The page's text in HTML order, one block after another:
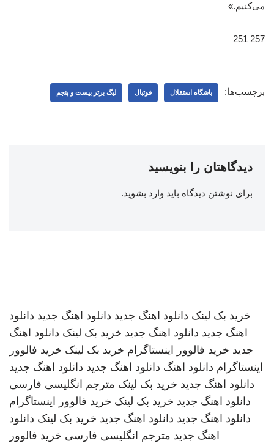
می‌کنیم.»
257 251
برچسب‌ها: باشگاه استقلال فوتبال لیگ برتر بیست و پنجم
دیدگاهتان را بنویسید
برای نوشتن دیدگاه باید وارد بشوید.
خرید بک لینک دانلود اهنگ جدید دانلود اهنگ جدید دانلود
اهنگ جدید دانلود اهنگ جدید خرید بک لینک دانلود اهنگ
جدید خرید فالوور اینستاگرام خرید بک لینک خرید فالوور
اینستاگرام دانلود اهنگ دانلود اهنگ جدید دانلود اهنگ جدید
دانلود اهنگ جدید خرید بک لینک مترجم انگلیسی فارسی
دانلود اهنگ جدید خرید بک لینک خرید فالوور اینستاگرام
دانلود اهنگ جدید دانلود اهنگ جدید خرید بک لینک دانلود
اهنگ جدید مترجم انگلیسی فارسی خرید فالوور